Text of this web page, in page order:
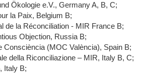
Ökologie e.V., Germany A, B, C;
la Paix, Belgium B;
de la Réconciliation - MIR France B;
Objection, Russia B;
Consciència (MOC València), Spain B;
della Riconciliazione – MIR, Italy B, C;
Italy B;